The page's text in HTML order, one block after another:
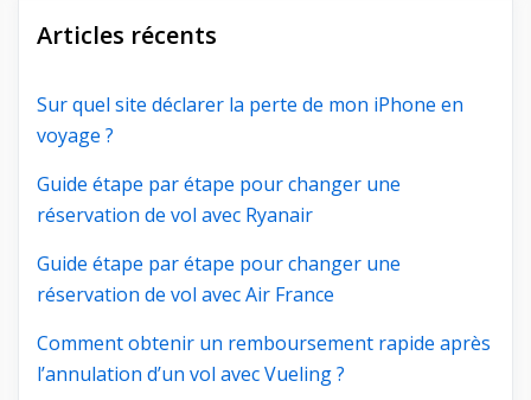
Articles récents
Sur quel site déclarer la perte de mon iPhone en
voyage ?
Guide étape par étape pour changer une
réservation de vol avec Ryanair
Guide étape par étape pour changer une
réservation de vol avec Air France
Comment obtenir un remboursement rapide après
l’annulation d’un vol avec Vueling ?